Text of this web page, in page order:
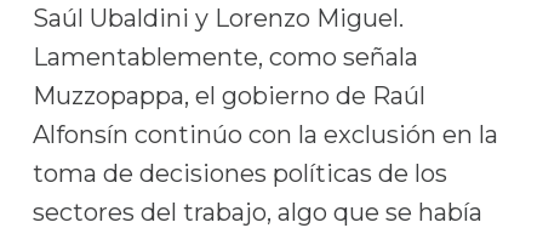
Saúl Ubaldini y Lorenzo Miguel.
Lamentablemente, como señala
Muzzopappa, el gobierno de Raúl
Alfonsín continúo con la exclusión en la
toma de decisiones políticas de los
sectores del trabajo, algo que se había